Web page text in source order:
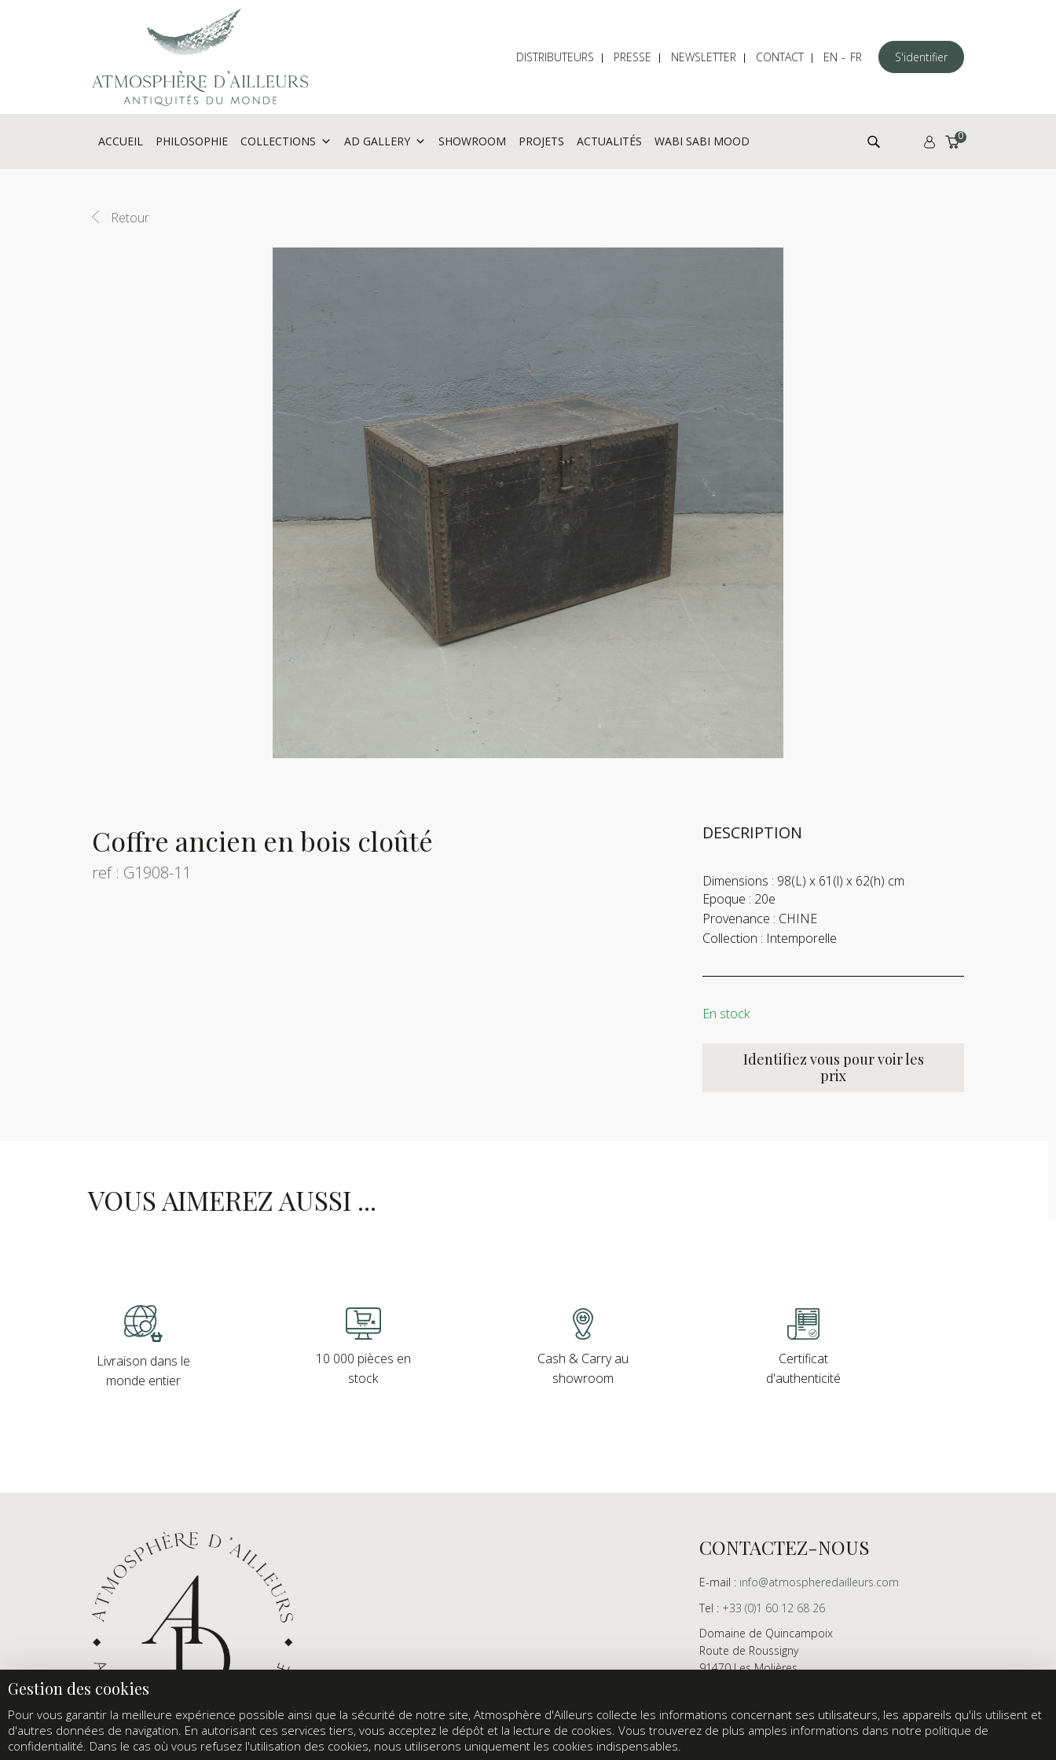
DISTRIBUTEURS PRESSE NEWSLETTER CONTACT EN FR S'identifier
ACCUEIL PHILOSOPHIE COLLECTIONS AD GALLERY SHOWROOM PROJETS ACTUALITÉS WABI SABI MOOD Rechercher : 0
Retour
Coffre ancien en bois cloûté
ref : G1908-11
DESCRIPTION
Dimensions : 98(L) x 61(l) x 62(h) cm
Epoque : 20e
Provenance : CHINE
Collection : Intemporelle
En stock
Identifiez vous pour voir les
prix
VOUS AIMEREZ AUSSI ...
Livraison dans le
monde entier
10 000 pièces en
stock
Cash & Carry au
showroom
Certificat
d'authenticité
CONTACTEZ-NOUS
E-mail : info@atmospheredailleurs.com
Tel : +33 (0)1 60 12 68 26
Domaine de Quincampoix
Route de Roussigny
91470 Les Molières
Showroom ouvert aux professionnels sur rendez-
vous uniquement
Pour vous garantir la meilleure expérience possible ainsi que la sécurité de notre site, Atmosphère d'Ailleurs collecte les informations concernant ses utilisateurs, les appareils qu'ils utilisent et
d'autres données de navigation. En autorisant ces services tiers, vous acceptez le dépôt et la lecture de cookies. Vous trouverez de plus amples informations dans notre politique de
confidentialité. Dans le cas où vous refusez l'utilisation des cookies, nous utiliserons uniquement les cookies indispensables.